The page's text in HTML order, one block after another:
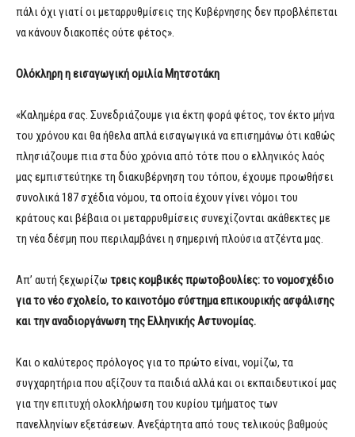
πάλι όχι γιατί οι μεταρρυθμίσεις της Κυβέρνησης δεν προβλέπεται
να κάνουν διακοπές ούτε φέτος».
Ολόκληρη η εισαγωγική ομιλία Μητσοτάκη
«Καλημέρα σας. Συνεδριάζουμε για έκτη φορά φέτος, τον έκτο μήνα
του χρόνου και θα ήθελα απλά εισαγωγικά να επισημάνω ότι καθώς
πλησιάζουμε πια στα δύο χρόνια από τότε που ο ελληνικός λαός
μας εμπιστεύτηκε τη διακυβέρνηση του τόπου, έχουμε προωθήσει
συνολικά 187 σχέδια νόμου, τα οποία έχουν γίνει νόμοι του
κράτους και βέβαια οι μεταρρυθμίσεις συνεχίζονται ακάθεκτες με
τη νέα δέσμη που περιλαμβάνει η σημερινή πλούσια ατζέντα μας.
Απ’ αυτή ξεχωρίζω τρεις κομβικές πρωτοβουλίες: το νομοσχέδιο
για το νέο σχολείο, το καινοτόμο σύστημα επικουρικής ασφάλισης
και την αναδιοργάνωση της Ελληνικής Αστυνομίας.
Και ο καλύτερος πρόλογος για το πρώτο είναι, νομίζω, τα
συγχαρητήρια που αξίζουν τα παιδιά αλλά και οι εκπαιδευτικοί μας
για την επιτυχή ολοκλήρωση του κυρίου τμήματος των
πανελληνίων εξετάσεων. Ανεξάρτητα από τους τελικούς βαθμούς